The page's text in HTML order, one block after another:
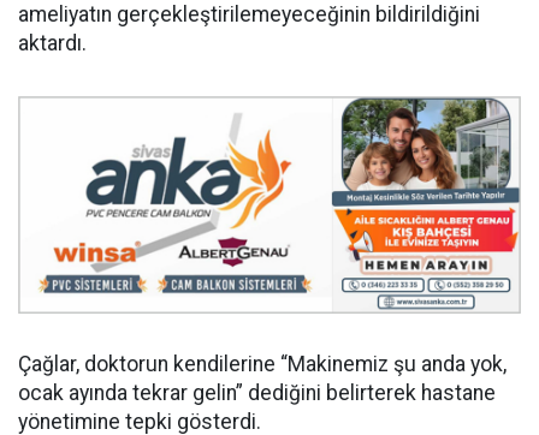
ameliyatın gerçekleştirilemeyeceğinin bildirildiğini
aktardı.
Çağlar, doktorun kendilerine “Makinemiz şu anda yok,
ocak ayında tekrar gelin” dediğini belirterek hastane
yönetimine tepki gösterdi.